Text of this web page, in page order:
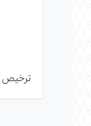
ترخیص